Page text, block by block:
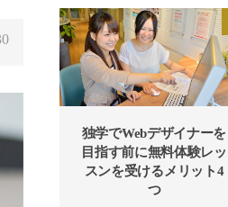
独学でWebデザイナーを
目指す前に無料体験レッ
スンを受けるメリット4
つ